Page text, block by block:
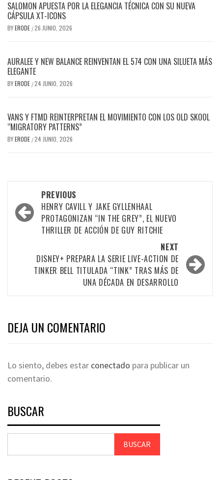
SALOMON APUESTA POR LA ELEGANCIA TÉCNICA CON SU NUEVA
CÁPSULA XT-ICONS
BYERODE /26 JUNIO, 2026
AURALEE Y NEW BALANCE REINVENTAN EL 574 CON UNA SILUETA MÁS
ELEGANTE
BYERODE /24 JUNIO, 2026
VANS Y FTMD REINTERPRETAN EL MOVIMIENTO CON LOS OLD SKOOL
“MIGRATORY PATTERNS”
BYERODE /24 JUNIO, 2026
PREVIOUS
HENRY CAVILL Y JAKE GYLLENHAAL
PROTAGONIZAN “IN THE GREY”, EL NUEVO
THRILLER DE ACCIÓN DE GUY RITCHIE
NEXT
DISNEY+ PREPARA LA SERIE LIVE-ACTION DE
TINKER BELL TITULADA “TINK” TRAS MÁS DE
UNA DÉCADA EN DESARROLLO
DEJA UN COMENTARIO
Lo siento, debes estar conectado para publicar un
comentario.
BUSCAR
BUSCAR